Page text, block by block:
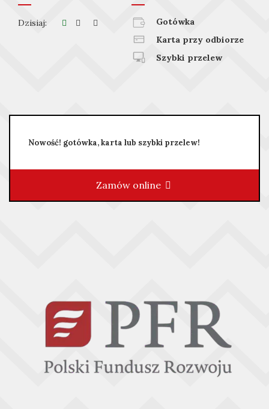
Dzisiaj:
Gotówka
Karta przy odbiorze
Szybki przelew
Nowość! gotówka, karta lub szybki przelew!
Zamów online